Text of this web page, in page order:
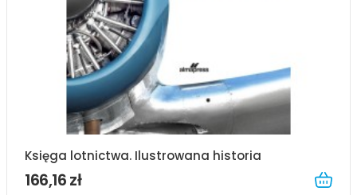
Księga lotnictwa. Ilustrowana historia
166,16 zł